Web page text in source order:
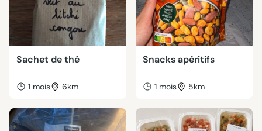
Sachet de thé
1 mois 6km
Snacks apéritifs
1 mois 5km